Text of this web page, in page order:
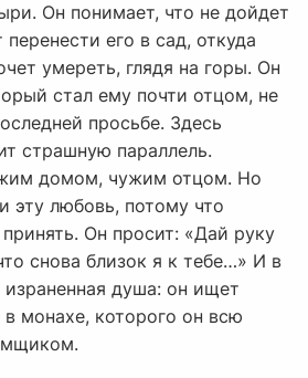
Он понимает, что не дойдет
его в сад, откуда
умереть, глядя на горы. Он
стал ему почти отцом, не
просьбе. Здесь
страшную параллель.
домом, чужим отцом. Но
эту любовь, потому что
Он просит: «Дай руку
снова близок я к тебе…» И в
израненная душа: он ищет
монахе, которого он всю